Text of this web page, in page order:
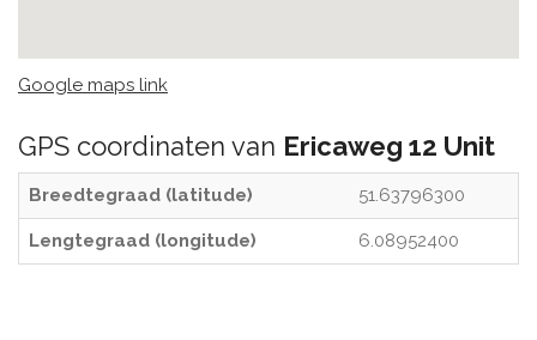
Google maps link
GPS coordinaten van Ericaweg 12 Unit
Breedtegraad (latitude) 51.63796300
Lengtegraad (longitude) 6.08952400